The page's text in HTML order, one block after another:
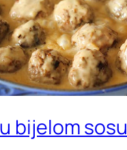
bijelom sosu